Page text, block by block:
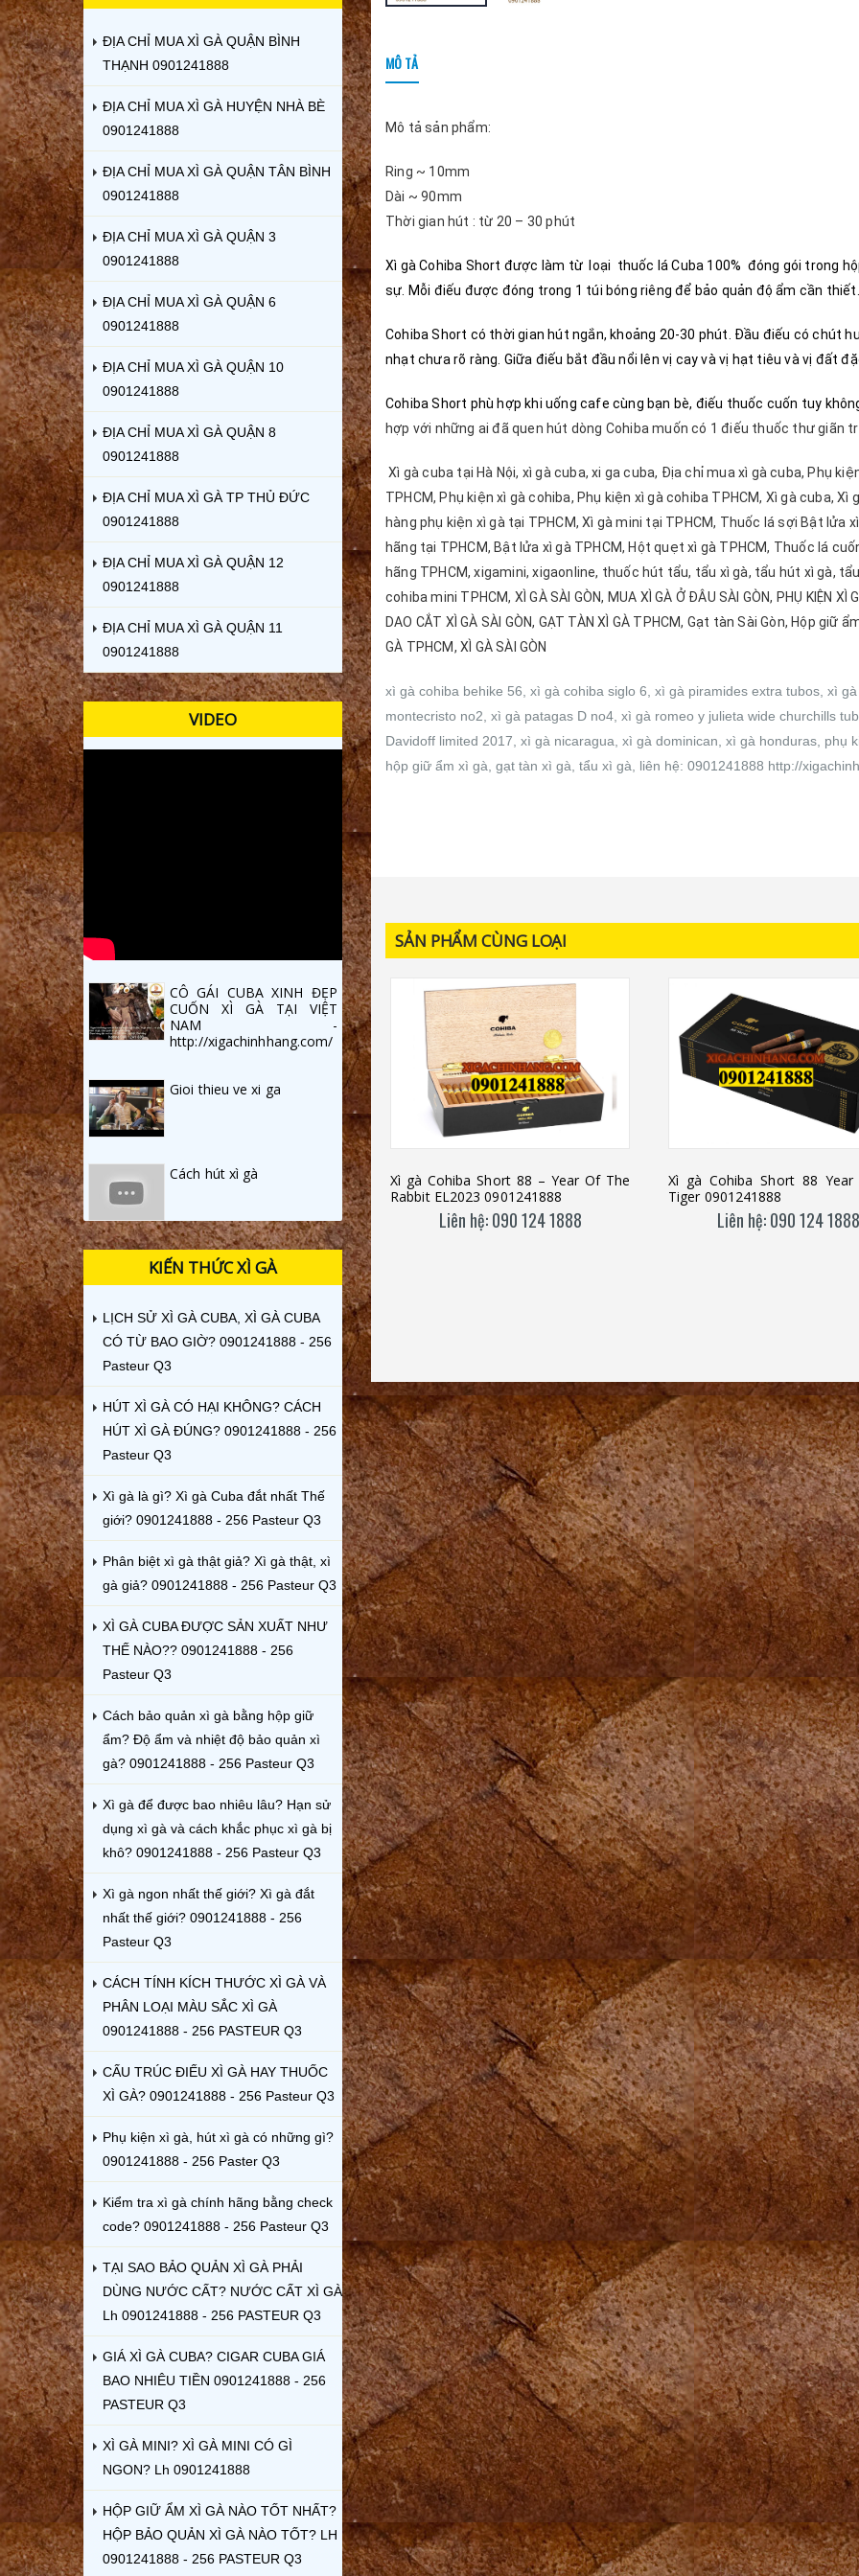
MÔ TẢ
Mô tả sản phẩm:
Ring ~ 10mm
Dài ~ 90mm
Thời gian hút : từ 20 – 30 phút
Xì gà Cohiba Short được làm từ loại thuốc láCuba 100% đóng gói trong
sự. Mỗi điếu được đóng trong 1 túi bóng riêng để bảo quản độ ẩm cần thiết.
Cohiba Short có thời gian hút ngắn, khoảng 20-30 phút. Đầu điếu có chút
nhạt chưa rõ ràng. Giữa điếu bắt đầu nổi lên vị cay và vị hạt tiêu và vị đất
Cohiba Short phù hợp khi uống cafe cùng bạn bè, điếu thuốc cuốn tuy
hợp với những ai đã quen hút dòng Cohiba muốn có 1 điếu thuốc thư giãn
Xì gà cuba tại Hà Nội, xì gà cuba, xi ga cuba, Địa chỉ mua xì gà cuba, Phụ
TPHCM, Phụ kiện xì gà cohiba, Phụ kiện xì gà cohiba TPHCM, Xì gà cuba,
hàng phụ kiện xì gà tại TPHCM, Xì gà mini tại TPHCM, Thuốc lá sợi Bật
hãng tại TPHCM, Bật lửa xì gà TPHCM, Hột quẹt xì gà TPHCM, Thuốc lá
hãng TPHCM, xigamini, xigaonline, thuốc hút tẩu, tẩu xì gà, tẩu hút xì gà,
cohiba mini TPHCM, XÌ GÀ SÀI GÒN, MUA XÌ GÀ Ở ĐÂU SÀI GÒN, PHỤ KIỆN XÌ
DAO CẮT XÌ GÀ SÀI GÒN, GẠT TÀN XÌ GÀ TPHCM, Gạt tàn Sài Gòn, Hộp giữ
GÀ TPHCM, XÌ GÀ SÀI GÒN
xì gà cohiba behike 56, xì gà cohiba siglo 6, xì gà piramides extra tubos, xì
montecristo no2, xì gà patagas D no4, xì gà romeo y julieta wide churchills
Davidoff limited 2017, xì gà nicaragua, xì gà dominican, xì gà honduras,
hộp giữ ẩm xì gà, gạt tàn xì gà, tẩu xì gà, liên hệ: 0901241888 http://
SẢN PHẨM CÙNG LOẠI
Xì gà Cohiba Short 88 – Year Of The
Rabbit EL2023 0901241888
Liên hệ: 090 124 1888
Xì gà Cohiba Short 88
Tiger 0901241888
Liên hệ: 090 124 1888
ĐỊA CHỈ MUA XÌ GÀ QUẬN BÌNH
THẠNH 0901241888
ĐỊA CHỈ MUA XÌ GÀ HUYỆN NHÀ BÈ
0901241888
ĐỊA CHỈ MUA XÌ GÀ QUẬN TÂN BÌNH
0901241888
ĐỊA CHỈ MUA XÌ GÀ QUẬN 3
0901241888
ĐỊA CHỈ MUA XÌ GÀ QUẬN 6
0901241888
ĐỊA CHỈ MUA XÌ GÀ QUẬN 10
0901241888
ĐỊA CHỈ MUA XÌ GÀ QUẬN 8
0901241888
ĐỊA CHỈ MUA XÌ GÀ TP THỦ ĐỨC
0901241888
ĐỊA CHỈ MUA XÌ GÀ QUẬN 12
0901241888
ĐỊA CHỈ MUA XÌ GÀ QUẬN 11
0901241888
VIDEO
CÔ GÁI CUBA XINH ĐẸP
CUỐN XÌ GÀ TẠI VIỆT
NAM -
http://xigachinhhang.com/
Gioi thieu ve xi ga
Cách hút xì gà
KIẾN THỨC XÌ GÀ
LỊCH SỬ XÌ GÀ CUBA, XÌ GÀ CUBA
CÓ TỪ BAO GIỜ? 0901241888 - 256
Pasteur Q3
HÚT XÌ GÀ CÓ HẠI KHÔNG? CÁCH
HÚT XÌ GÀ ĐÚNG? 0901241888 - 256
Pasteur Q3
Xì gà là gì? Xì gà Cuba đắt nhất Thế
giới? 0901241888 - 256 Pasteur Q3
Phân biệt xì gà thật giả? Xì gà thật, xì
gà giả? 0901241888 - 256 Pasteur Q3
XÌ GÀ CUBA ĐƯỢC SẢN XUẤT NHƯ
THẾ NÀO?? 0901241888 - 256
Pasteur Q3
Cách bảo quản xì gà bằng hộp giữ
ẩm? Độ ẩm và nhiệt độ bảo quản xì
gà? 0901241888 - 256 Pasteur Q3
Xì gà để được bao nhiêu lâu? Hạn sử
dụng xì gà và cách khắc phục xì gà bị
khô? 0901241888 - 256 Pasteur Q3
Xì gà ngon nhất thế giới? Xì gà đắt
nhất thế giới? 0901241888 - 256
Pasteur Q3
CÁCH TÍNH KÍCH THƯỚC XÌ GÀ VÀ
PHÂN LOẠI MÀU SẮC XÌ GÀ
0901241888 - 256 PASTEUR Q3
CẤU TRÚC ĐIẾU XÌ GÀ HAY THUỐC
XÌ GÀ? 0901241888 - 256 Pasteur Q3
Phụ kiện xì gà, hút xì gà có những gì?
0901241888 - 256 Paster Q3
Kiểm tra xì gà chính hãng bằng check
code? 0901241888 - 256 Pasteur Q3
TẠI SAO BẢO QUẢN XÌ GÀ PHẢI
DÙNG NƯỚC CẤT? NƯỚC CẤT XÌ GÀ
Lh 0901241888 - 256 PASTEUR Q3
GIÁ XÌ GÀ CUBA? CIGAR CUBA GIÁ
BAO NHIÊU TIỀN 0901241888 - 256
PASTEUR Q3
XÌ GÀ MINI? XÌ GÀ MINI CÓ GÌ
NGON? Lh 0901241888
HỘP GIỮ ẨM XÌ GÀ NÀO TỐT NHẤT?
HỘP BẢO QUẢN XÌ GÀ NÀO TỐT? LH
0901241888 - 256 PASTEUR Q3